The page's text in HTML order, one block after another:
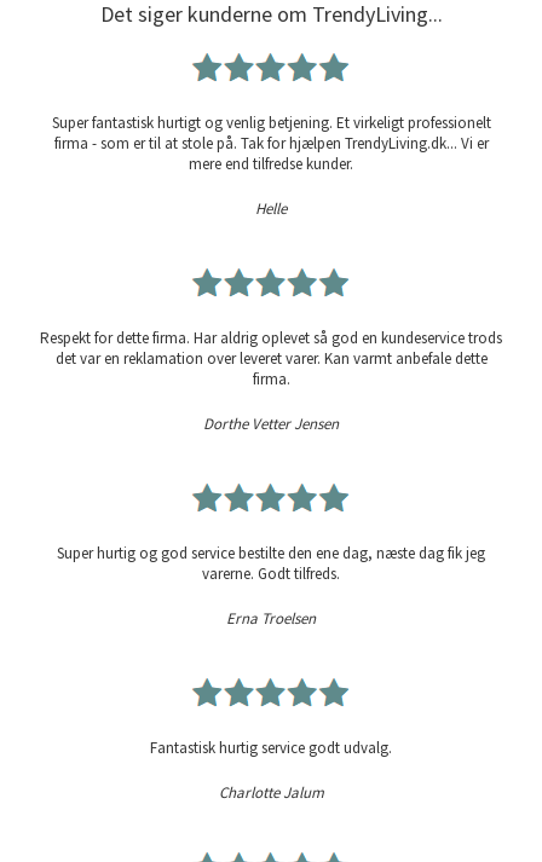
Det siger kunderne om TrendyLiving...
Super fantastisk hurtigt og venlig betjening. Et virkeligt professionelt
firma - som er til at stole på. Tak for hjælpen TrendyLiving.dk... Vi er
mere end tilfredse kunder.
Helle
Respekt for dette firma. Har aldrig oplevet så god en kundeservice trods
det var en reklamation over leveret varer. Kan varmt anbefale dette
firma.
Dorthe Vetter Jensen
Super hurtig og god service bestilte den ene dag, næste dag fik jeg
varerne. Godt tilfreds.
Erna Troelsen
Fantastisk hurtig service godt udvalg.
Charlotte Jalum